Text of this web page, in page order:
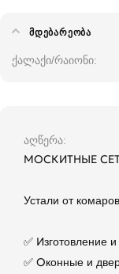
ᲛᲓᲔᲑᲐᲠᲔᲝᲑᲐ
ქალაქი/რაიონი
აღწერა
МОСКИТНЫЕ
Устали от
✅ Изготовление
✅ Оконные и